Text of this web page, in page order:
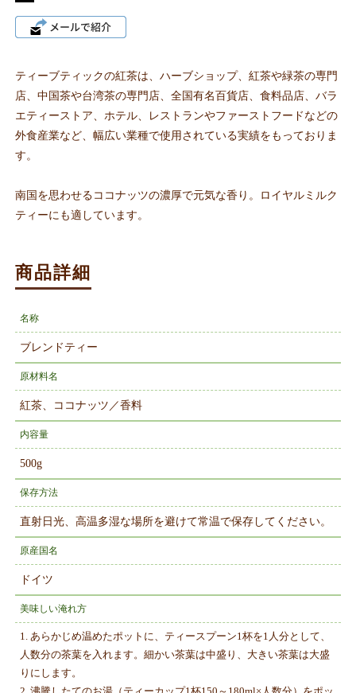
ティーブティックの紅茶は、ハーブショップ、紅茶や緑茶の専門
店、中国茶や台湾茶の専門店、全国有名百貨店、食料品店、バラ
エティーストア、ホテル、レストランやファーストフードなどの
外食産業など、幅広い業種で使用されている実績をもっておりま
す。
南国を思わせるココナッツの濃厚で元気な香り。ロイヤルミルク
ティーにも適しています。
商品詳細
名称
ブレンドティー
原材料名
紅茶、ココナッツ／香料
内容量
500g
保存方法
直射日光、高温多湿な場所を避けて常温で保存してください。
原産国名
ドイツ
美味しい淹れ方
1. あらかじめ温めたポットに、ティースプーン1杯を1人分として、
人数分の茶葉を入れます。細かい茶葉は中盛り、大きい茶葉は大盛
りにします。